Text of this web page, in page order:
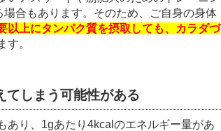
合もあります。そのため、ご自身の身体
以上にタンパク質を摂取しても、カラダづ
す。
てしまう可能性がある
あり、1gあたり4kcalのエネルギー量があ